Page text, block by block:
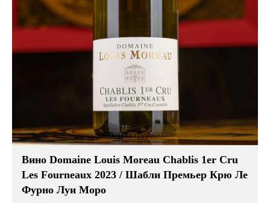
Вино Domaine Louis Moreau Chablis 1er Cru
Les Fourneaux 2023 / Шабли Премьер Крю Ле
Фурно Луи Моро